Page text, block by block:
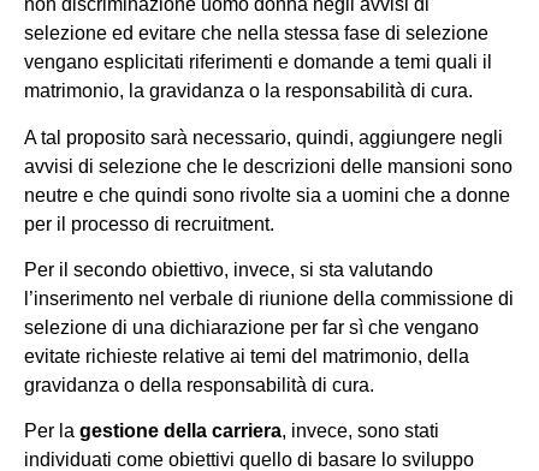
selezione ed evitare che nella stessa fase di selezione
vengano esplicitati riferimenti e domande a temi quali il
matrimonio, la gravidanza o la responsabilità di cura.
A tal proposito sarà necessario, quindi, aggiungere negli
avvisi di selezione che le descrizioni delle mansioni sono
neutre e che quindi sono rivolte sia a uomini che a donne
per il processo di recruitment.
Per il secondo obiettivo, invece, si sta valutando
l’inserimento nel verbale di riunione della commissione di
selezione di una dichiarazione per far sì che vengano
evitate richieste relative ai temi del matrimonio, della
gravidanza o della responsabilità di cura.
Per la gestione della carriera, invece, sono stati
individuati come obiettivi quello di basare lo sviluppo